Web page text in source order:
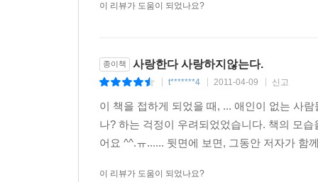
이 리뷰가 도움이 되었나요?
종이책 사랑한다 사랑하지않는다.
t*******4 2011-04-09 신고
이 책을 접하게 되었을 때, ... 애인이 없는 사
나? 하는 걱정이 우려되었었습니다. 책의 모
어요 ^^.ㅠ...... 뒷면에 보면, 그동안 저자가 함
이 리뷰가 도움이 되었나요?